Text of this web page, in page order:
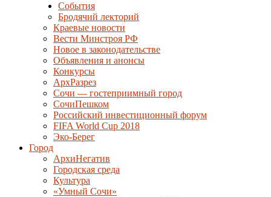
События
Бродячий лекторий
Краевые новости
Вести Минстроя РФ
Новое в законодательстве
Объявления и анонсы
Конкурсы
АрхРазрез
Сочи — гостеприимный город
СочиПешком
Российский инвестиционный форум
FIFA World Cup 2018
Эко-Берег
Город
АрхиНегатив
Городская среда
Культура
«Умный Сочи»